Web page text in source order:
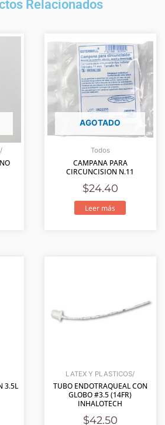
Relacionados
AGOTADO
Todos
CAMPANA PARA
CIRCUNCISION N.11
$24.40
Leer más
3.5L
LATEX Y PLASTICOS/
TUBO ENDOTRAQUEAL CON
GLOBO #3.5 (14FR)
INHALOTECH
$42.50